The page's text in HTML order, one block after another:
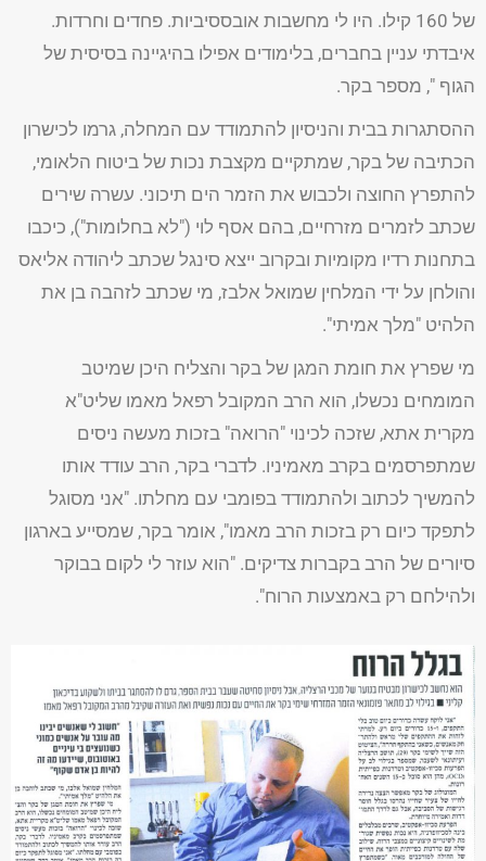
של 160 קילו. היו לי מחשבות אובססיביות. פחדים וחרדות.
איבדתי עניין בחברים, בלימודים אפילו בהיגיינה בסיסית של
הגוף ", מספר בקר.
ההסתגרות בבית והניסיון להתמודד עם המחלה, גרמו לכישרון
הכתיבה של בקר, שמתקיים מקצבת נכות של ביטוח הלאומי,
להתפרץ החוצה ולכבוש את הזמר הים תיכוני. עשרה שירים
שכתב לזמרים מזרחיים, בהם אסף לוי ("לא בחלומות"), כיכבו
בתחנות רדיו מקומיות ובקרוב ייצא סינגל שכתב ליהודה אליאס
והולחן על ידי המלחין שמואל אלבז, מי שכתב לזהבה בן את
הלהיט "מלך אמיתי".
מי שפרץ את חומת המגן של בקר והצליח היכן שמיטב
המומחים נכשלו, הוא הרב המקובל רפאל מאמו שליט"א
מקרית אתא, שזכה לכינוי "הרואה" בזכות מעשה ניסים
שמתפרסמים בקרב מאמיניו. לדברי בקר, הרב עודד אותו
להמשיך לכתוב ולהתמודד בפומבי עם מחלתו. "אני מסוגל
לתפקד כיום רק בזכות הרב מאמו", אומר בקר, שמסייע בארגון
סיורים של הרב בקברות צדיקים. "הוא עוזר לי לקום בבוקר
ולהילחם רק באמצעות הרוח".